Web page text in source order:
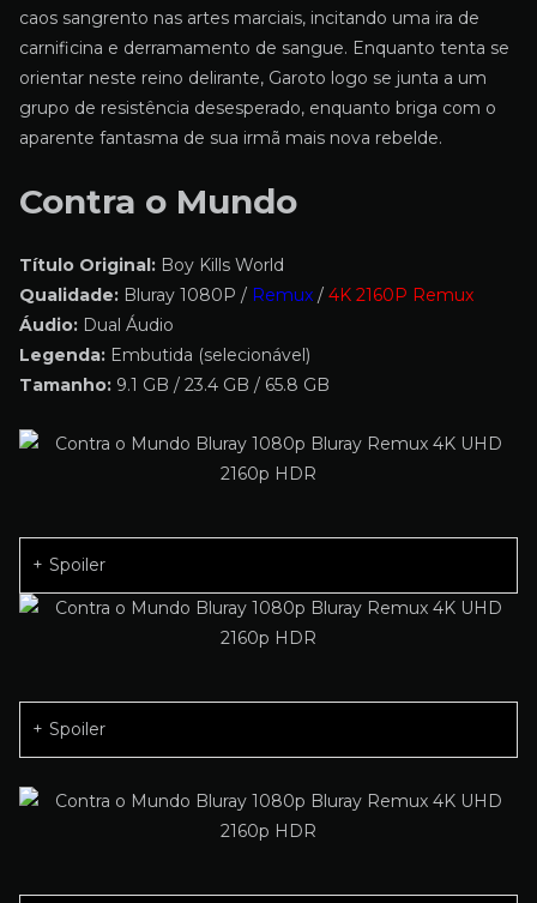
caos sangrento nas artes marciais, incitando uma ira de
carnificina e derramamento de sangue. Enquanto tenta se
orientar neste reino delirante, Garoto logo se junta a um
grupo de resistência desesperado, enquanto briga com o
aparente fantasma de sua irmã mais nova rebelde.
Contra o Mundo
Título Original: Boy Kills World
Qualidade: Bluray 1080P / Remux / 4K 2160P Remux
Áudio: Dual Áudio
Legenda: Embutida (selecionável)
Tamanho: 9.1 GB / 23.4 GB / 65.8 GB
Spoiler
Spoiler